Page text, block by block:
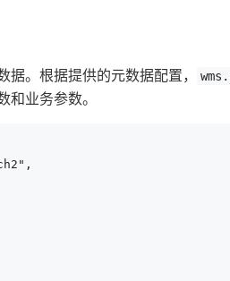
。根据提供的元数据配置，
业务参数。